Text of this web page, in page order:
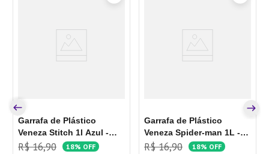
Garrafa de Plástico
Veneza Stitch 1l Azul -
Tiba
R$ 16,90 18% OFF
Garrafa de Plástico
Veneza Spider-man 1L -
Tiba
R$ 16,90 18% OFF